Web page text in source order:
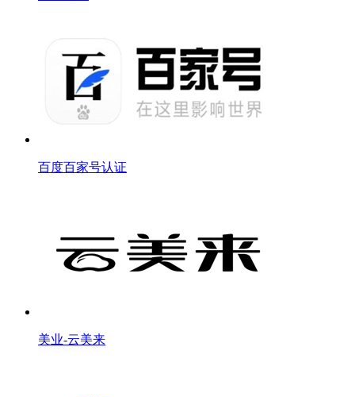
百度百家号认证
美业-云美来